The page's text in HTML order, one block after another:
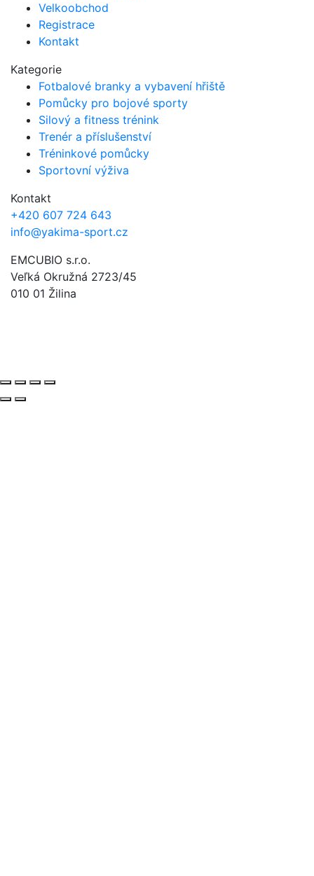
Velkoobchod
Registrace
Kontakt
Kategorie
Fotbalové branky a vybavení hřiště
Pomůcky pro bojové sporty
Silový a fitness trénink
Trenér a příslušenství
Tréninkové pomůcky
Sportovní výživa
Kontakt
+420 607 724 643
info@yakima-sport.cz
EMCUBIO s.r.o.
Veľká Okružná 2723/45
010 01 Žilina